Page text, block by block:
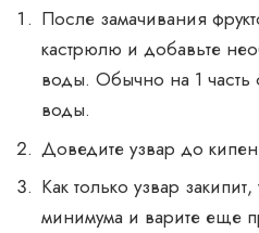
После замачивания
кастрюлю и добавьте
воды. Обычно на 1 часть
воды.
Доведите узвар до
Как только узвар
минимума и варите еще